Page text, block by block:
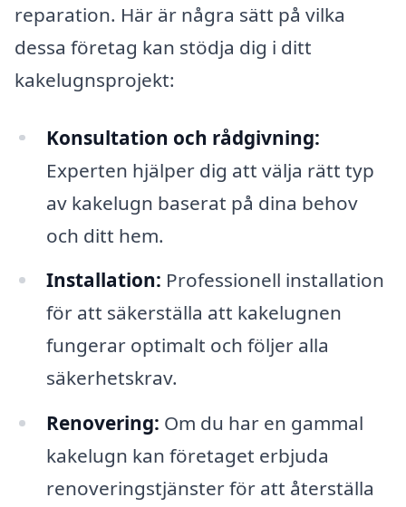
reparation. Här är några sätt på vilka
dessa företag kan stödja dig i ditt
kakelugnsprojekt:
Konsultation och rådgivning:
Experten hjälper dig att välja rätt typ
av kakelugn baserat på dina behov
och ditt hem.
Installation: Professionell installation
för att säkerställa att kakelugnen
fungerar optimalt och följer alla
säkerhetskrav.
Renovering: Om du har en gammal
kakelugn kan företaget erbjuda
renoveringstjänster för att återställa